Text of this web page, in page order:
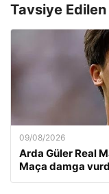
Tavsiye
09/08/2026
Arda Güler Real
Maça damga